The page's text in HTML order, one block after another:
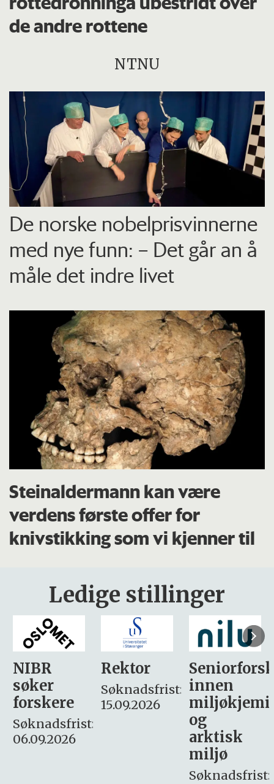
de andre rottene
NTNU
De norske nobelprisvinnerne
med nye funn: – Det går an å
måle det indre livet
Steinaldermann kan være
verdens første offer for
knivstikking som vi kjenner til
Ledige stillinger
Rektor
Søknadsfrist:
15.09.2026
Seniorforsker
innen
miljøkjemi
søker
– fast
Søknadsfrist:
16. august.